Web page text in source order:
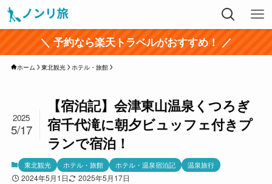
＼ 予約なら楽天トラベルがおすすめ！ ／
ホーム 東北観光 ホテル・旅館
【宿泊記】会津東山温泉くつろぎ
宿千代滝に朝夕ビュッフェ付きプ
ランで宿泊！
2025
5/17
東北観光 ホテル・旅館 ホテル・温泉宿泊記 温泉旅行
2024年5月1日 2025年5月17日